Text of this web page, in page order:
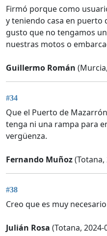
Firmó porque como
y teniendo casa en puerto
gusto que no tengamos
nuestras motos o
Guillermo Román
#34
Que el Puerto de
tenga ni una rampa para
vergüenza.
Fernando Muñoz(Totana,
#38
Creo que es muy necesario
Julián Rosa (Totana, 2024-